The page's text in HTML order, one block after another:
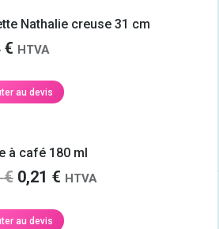
Nathalie creuse 31 cm
€ HTVA
au devis
à café 180 ml
€ Le
initial
0,21 €Le
actuel
HTVA
au devis
à